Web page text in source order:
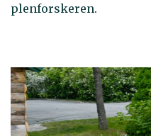
plenforskeren.